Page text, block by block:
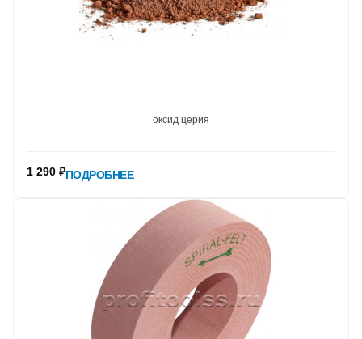
оксид церия
1 290 ₽ПОДРОБНЕЕ